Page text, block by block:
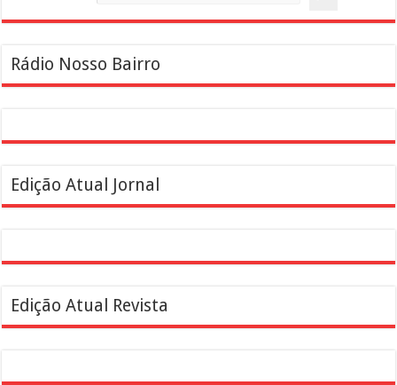
Rádio Nosso Bairro
Edição Atual Jornal
Edição Atual Revista